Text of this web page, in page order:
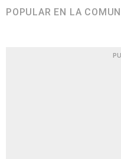
POPULAR EN LA